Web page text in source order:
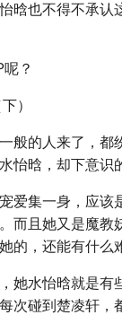
晗也不得不承认
？
）
般的人来了，都
怡晗，却下意识
爱集一身，应该
而且她又是魔教
的，还能有什么
她水怡晗就是有
次碰到楚凌轩，